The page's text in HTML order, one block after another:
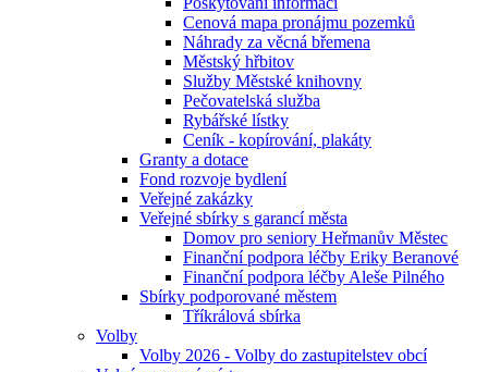
Cenová mapa pronájmu pozemků
Náhrady za věcná břemena
Městský hřbitov
Služby Městské knihovny
Pečovatelská služba
Rybářské lístky
Ceník - kopírování, plakáty
Granty a dotace
Fond rozvoje bydlení
Veřejné zakázky
Veřejné sbírky s garancí města
Domov pro seniory Heřmanův Městec
Finanční podpora léčby Eriky Beranové
Finanční podpora léčby Aleše Pilného
Sbírky podporované městem
Tříkrálová sbírka
Volby
Volby 2026 - Volby do zastupitelstev obcí